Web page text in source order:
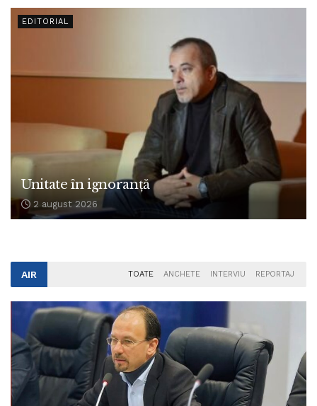
EDITORIAL
Unitate în ignoranță
2 august 2026
AIR TOATE ANCHETE INTERVIU REPORTAJ